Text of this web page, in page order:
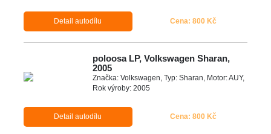
Detail autodílu Cena: 800 Kč
poloosa LP, Volkswagen Sharan,
2005
Značka: Volkswagen, Typ: Sharan, Motor: AUY,
Rok výroby: 2005
Detail autodílu Cena: 800 Kč